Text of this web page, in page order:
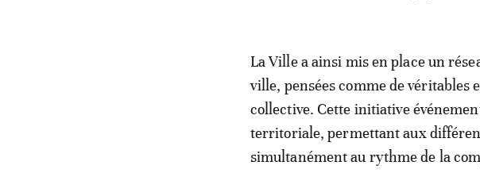
La Ville a ainsi mis en place un
ville, pensées comme de véritables
collective. Cette initiative
territoriale, permettant aux
simultanément au rythme de la